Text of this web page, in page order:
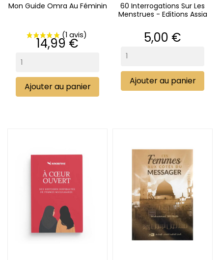
Mon Guide Omra Au Féminin
Prix
14,99 €
Ajouter au panier
60 Interrogations Sur Les
Menstrues - Editions Assia
Prix
5,00 €
Ajouter au panier